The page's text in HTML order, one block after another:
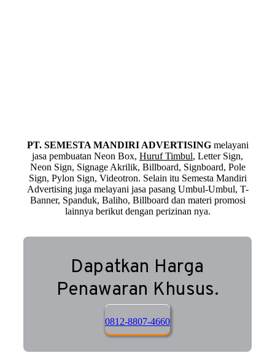
PT. SEMESTA MANDIRI ADVERTISINGmelayani
jasa pembuatan Neon Box, Huruf Timbul, Letter Sign,
Neon Sign, Signage Akrilik, Billboard, Signboard, Pole
Sign, Pylon Sign, Videotron. Selain itu Semesta Mandiri
Advertising juga melayani jasa pasang Umbul-Umbul, T-
Banner, Spanduk, Baliho, Billboard dan materi promosi
lainnya berikut dengan perizinan nya.
Dapatkan Harga
Penawaran Khusus.
0812-8807-4660